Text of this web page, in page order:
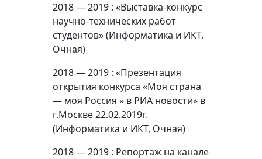
2018 — 2019 : «Выставка-конкурс
научно-технических работ
студентов» (Информатика и ИКТ,
Очная)
2018 — 2019 : «Презентация
открытия конкурса «Моя страна
— моя Россия » в РИА новости» в
г.Москве 22.02.2019г.
(Информатика и ИКТ, Очная)
2018 — 2019 : Репортаж на канале